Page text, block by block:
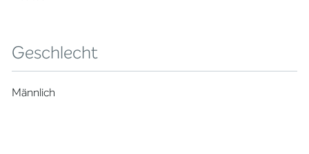
Geschlecht
Männlich